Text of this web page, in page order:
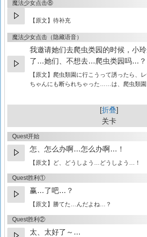
魔法少女点击⑧
【原文】待补充
魔法少女点击（隐藏语音）
我邀请她们去爬虫类园的时候，小
了…她们、不想去…爬虫类园吗…？
【原文】 爬虫類園に行こうって誘ったら、
ちゃんにも断られちゃった……は、爬虫類
折叠
关卡
Quest开始
怎、怎么办啊…怎么办啊…！
【原文】 ど、どうしよう…どうしよう…！
Quest胜利①
赢…了吧…？
【原文】 勝てた…んだよね…？
Quest胜利②
太、太好了～…